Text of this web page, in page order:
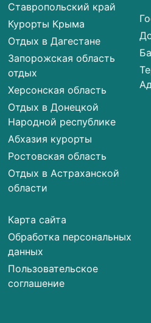
Ставропольский край
Курорты Крыма
Отдых в Дагестане
Запорожская область
отдых
Херсонская область
Отдых в Донецкой
Народной республике
Абхазия курорты
Ростовская область
Отдых в Астраханской
области
Карта сайта
Обработка персональных
данных
Пользовательское
соглашение